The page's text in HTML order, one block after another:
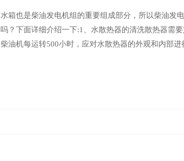
水箱也是柴油发电机组的重要组成部分，所以柴油发
吗？下面详细介绍一下:1、水散热器的清洗散热器需
柴油机每运转500小时，应对水散热器的外观和内部